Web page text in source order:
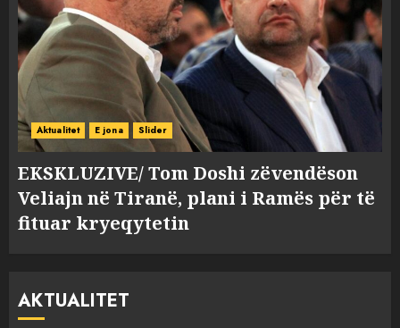
Aktualitet E jona Slider
EKSKLUZIVE/ Tom Doshi zëvendëson
Veliajn në Tiranë, plani i Ramës për të
fituar kryeqytetin
AKTUALITET